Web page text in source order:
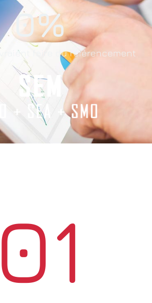
faire du référencement
0%
01